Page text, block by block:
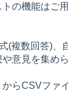
トの機能は
(複数回答)
意見を集めら
らCSVファ